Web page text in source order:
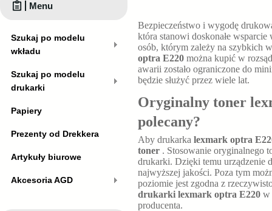
Bezpieczeństwo i wygodę
która stanowi doskonałe
osób, którym zależy na szybkich
optra E220 można kupić w
awarii zostało ograniczone do
będzie służyć przez wiele lat.
Oryginalny toner
polecany?
Aby drukarka lexmark optra
toner . Stosowanie oryginalnego
drukarki. Dzięki temu urządzenie
najwyższej jakości. Poza tym
poziomie jest zgodna z
drukarki lexmark optra E220 w
producenta.
Menu
Szukaj po modelu
wkładu
Szukaj po modelu
drukarki
Papiery
Prezenty od Drekkera
Artykuły biurowe
Akcesoria AGD